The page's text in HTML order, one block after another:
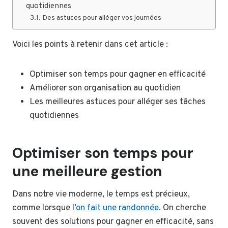
quotidiennes
Des astuces pour alléger vos journées
Voici les points à retenir dans cet article :
Optimiser son temps pour gagner en efficacité
Améliorer son organisation au quotidien
Les meilleures astuces pour alléger ses tâches
quotidiennes
Optimiser son temps pour
une meilleure gestion
Dans notre vie moderne, le temps est précieux,
comme lorsque l’on fait une randonnée. On cherche
souvent des solutions pour gagner en efficacité, sans